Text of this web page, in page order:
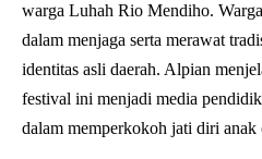
warga Luhah Rio Mendiho.
dalam menjaga serta merawat
identitas asli daerah. Alpian
festival ini menjadi media
dalam memperkokoh jati diri anak